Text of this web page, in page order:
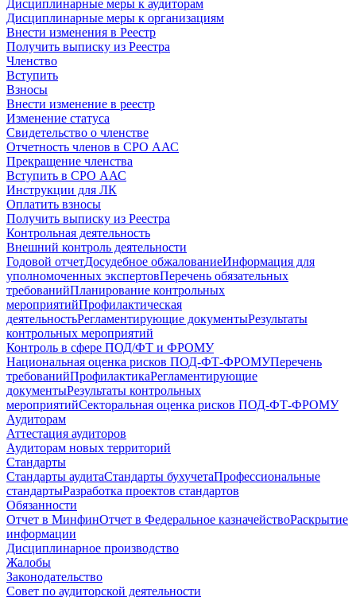
Дисциплинарные меры к аудиторам
Дисциплинарные меры к организациям
Внести изменения в Реестр
Получить выписку из Реестра
Членство
Вступить
Взносы
Внести изменение в реестр
Изменение статуса
Свидетельство о членстве
Отчетность членов в СРО ААС
Прекращение членства
Вступить в СРО ААС
Инструкции для ЛК
Оплатить взносы
Получить выписку из Реестра
Контрольная деятельность
Внешний контроль деятельности
Годовой отчетДосудебное обжалованиеИнформация для
уполномоченных экспертовПеречень обязательных
требованийПланирование контрольных
мероприятийПрофилактическая
деятельностьРегламентирующие документыРезультаты
контрольных мероприятий
Контроль в сфере ПОД/ФТ и ФРОМУ
Национальная оценка рисков ПОД-ФТ-ФРОМУПеречень
требованийПрофилактикаРегламентирующие
документыРезультаты контрольных
мероприятийСекторальная оценка рисков ПОД-ФТ-ФРОМУ
Аудиторам
Аттестация аудиторов
Аудиторам новых территорий
Стандарты
Стандарты аудитаСтандарты бухучетаПрофессиональные
стандартыРазработка проектов стандартов
Обязанности
Отчет в МинфинОтчет в Федеральное казначействоРаскрытие
информации
Дисциплинарное производство
Жалобы
Законодательство
Совет по аудиторской деятельности